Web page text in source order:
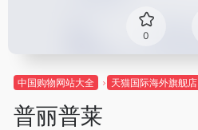
0
中国购物网站大全 天猫国际海外旗舰店
普丽普莱